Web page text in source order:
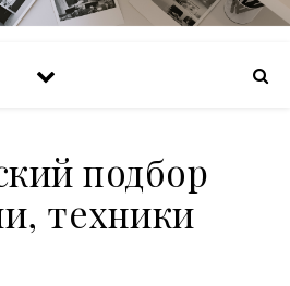
подбор
техники